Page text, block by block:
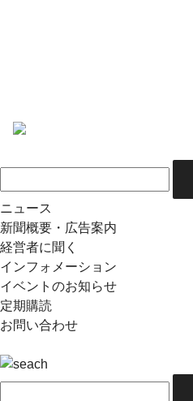
ニュース
新聞概要・広告案内
経営者に聞く
インフォメーション
イベントのお知らせ
定期購読
お問い合わせ